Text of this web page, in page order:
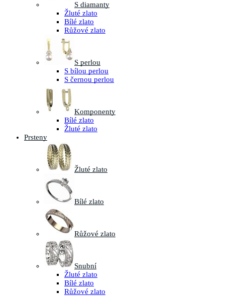
S diamanty
Žluté zlato
Bílé zlato
Růžové zlato
S perlou
S bílou perlou
S černou perlou
Komponenty
Bílé zlato
Žluté zlato
Prsteny
Žluté zlato
Bílé zlato
Růžové zlato
Snubní
Žluté zlato
Bílé zlato
Růžové zlato